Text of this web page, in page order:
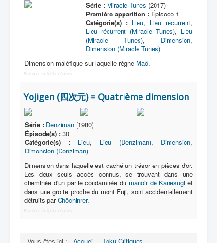
Série : Miracle Tunes (2017)
Première apparition :Épisode 1
Catégorie(s) : Lieu, Lieu récurrent,
Lieu récurrent (Miracle Tunes), Lieu
(Miracle Tunes), Dimension,
Dimension (Miracle Tunes)
Dimension maléfique sur laquelle règne Maô.
Free Joomla Lightbox Gallery
Yojigen (四次元) = Quatrième dimension
Série : Denziman (1980)
Épisode(s) : 30
Catégorie(s) :
Lieu, Lieu (Denziman), Dimension,
Dimension (Denziman)
Dimension dans laquelle est caché un trésor en pièces d'or.
Les deux seuls accès connus, se trouvant dans une
cheminée d'un partie condamnée du manoir de Kanesugi et
dans une grotte proche du mont Fuji, sont accidentellement
détruits parChôchinrer.
Vous êtes ici : Accueil Toku-Critiques